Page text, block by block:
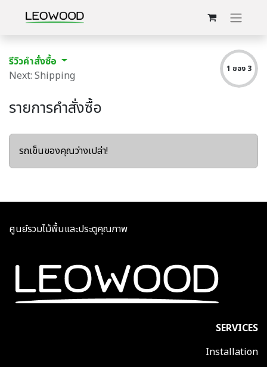
รีวิวคำสั่งซื้อ
Next: Shipping
1 ของ 3
รายการคำสั่งซื้อ
รถเข็นของคุณว่างเปล่า!
ศูนย์รวมไม้พื้นและประตูคุณภาพ
SERVICES
Installation